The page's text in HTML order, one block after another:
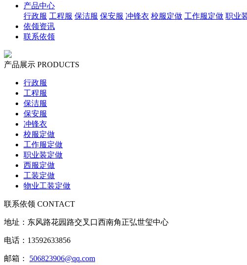
产品中心
行政服 工程服 保洁服 保安服 冲锋衣 校服定做 工作服定做 职业
依领资讯
联系依领
产品展示 PRODUCTS
行政服
工程服
保洁服
保安服
冲锋衣
校服定做
工作服定做
职业装定做
西服定做
工装定做
物业工装定做
联系依领 CONTACT
地址：东风路花园路交叉口西南角正弘世玺中心
电话： 13592633856
邮箱： 506823906@qq.com